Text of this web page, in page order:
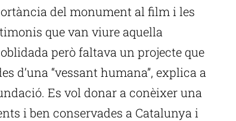
del monument al film i les
que van viure aquella
però faltava un projecte que
d’una “vessant humana”, explica a
Es vol donar a conèixer una
i ben conservades a Catalunya i